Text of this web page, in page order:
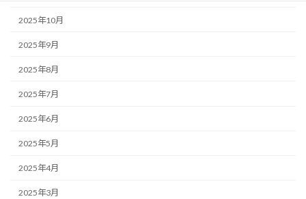
2025年10月
2025年9月
2025年8月
2025年7月
2025年6月
2025年5月
2025年4月
2025年3月